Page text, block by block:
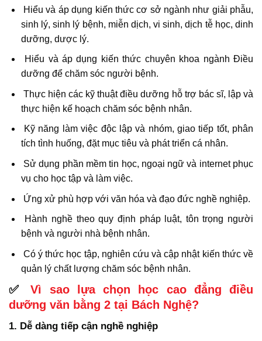
Hiểu và áp dụng kiến thức cơ sở ngành như giải phẫu,
sinh lý, sinh lý bệnh, miễn dịch, vi sinh, dịch tễ học, dinh
dưỡng, dược lý.
Hiểu và áp dụng kiến thức chuyên khoa ngành Điều
dưỡng để chăm sóc người bệnh.
Thực hiện các kỹ thuật điều dưỡng hỗ trợ bác sĩ, lập và
thực hiện kế hoạch chăm sóc bệnh nhân.
Kỹ năng làm việc độc lập và nhóm, giao tiếp tốt, phân
tích tình huống, đặt mục tiêu và phát triển cá nhân.
Sử dụng phần mềm tin học, ngoại ngữ và internet phục
vụ cho học tập và làm việc.
Ứng xử phù hợp với văn hóa và đạo đức nghề nghiệp.
Hành nghề theo quy định pháp luật, tôn trọng người
bệnh và người nhà bệnh nhân.
Có ý thức học tập, nghiên cứu và cập nhật kiến thức về
quản lý chất lượng chăm sóc bệnh nhân.
✅Vì sao lựa chọn học cao đẳng điều
dưỡng văn bằng 2 tại Bách Nghệ?
1. Dễ dàng tiếp cận nghề nghiệp